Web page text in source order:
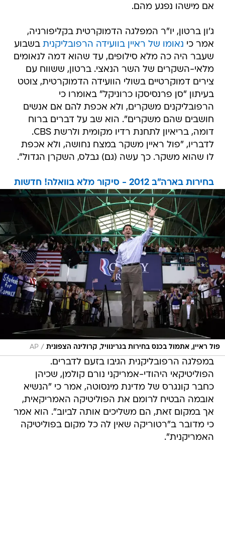
אם מישהו נפגע מהם.
ג'ון ברטון, יו"ר המפלגה הדמוקרטית בקליפורניה,
אמר כי נאומו של ראיין בוועידה הרפובליקנית בשבוע
שעבר היה כה מלא סילופים, עד שהוא דמה לנאומים
מלאי-השקרים של השר הנאצי. ברטון, ששווח עם
צירים דמוקרטיים בשולי הוועידה הדמוקרטית, צוטט
בעיתון "סן פרנסיסקו כרוניקל" באומרו כי
הרפובליקנים משקרים, ולא אכפת להם אם אנשים
חושבים שהם משקרים". הוא שב על דברים ברוח
דומה, בריאיון לתחנת רדיו מקומית ולרשת CBS.
לדבריו, "פול ראיין משקר במצח נחושה, ולא אכפת
לו שהוא משקר. כך עשה (גם) גבלס, השקרן הגדול".
בחירות בארה"ב 2012 - סיקור מלא בוואלה! חדשות
פול ראיין, אתמול בכנס בחירות בגרינוויל, קרולינה הצפונית /
AP
במפלגה הרפובליקנית הגיבו בזעם לדברים.
הפוליטיקאי היהודי-אמריקני נורם קולמן, שכיהן
כחבר קונגרס של מדינת מינסוטה, אמר כי "הנשיא
אובמה הבטיח לרומם את הפוליטיקה האמריקאית,
אך במקום זאת, הם משליכים אותה לביוב". הוא אמר
כי מדובר ב"רטוריקה שאין לה כל מקום בפוליטיקה
האמריקנית".